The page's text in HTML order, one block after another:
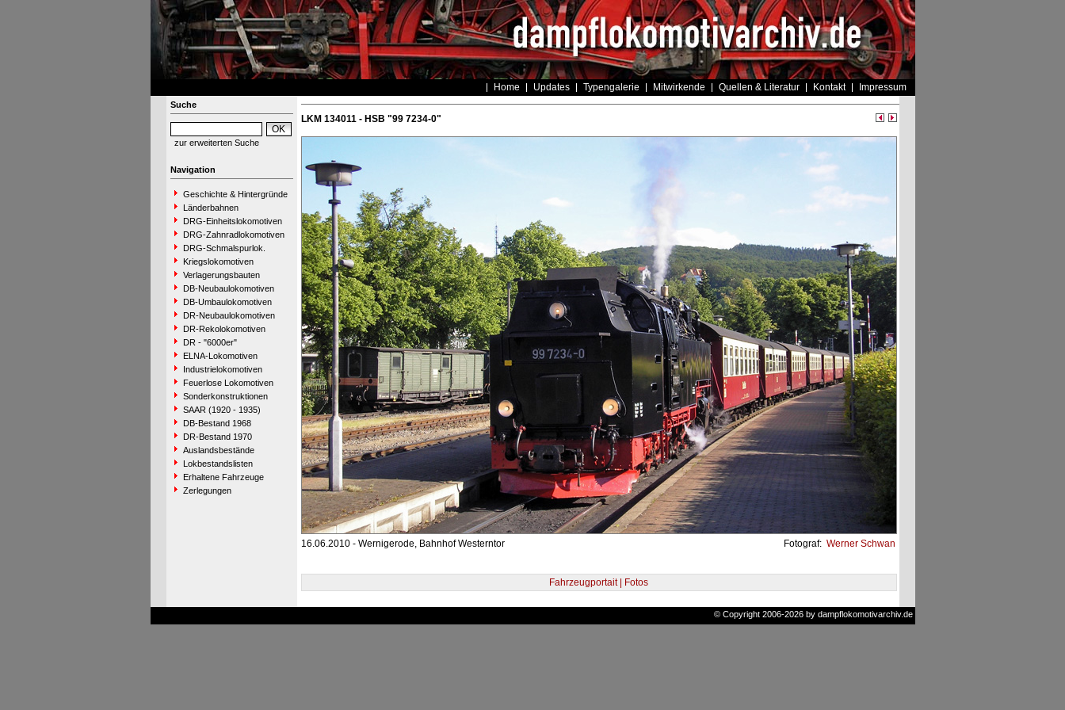
Home Updates Typengalerie Mitwirkende Quellen & Literatur Kontakt Impressum
Suche
zur erweiterten Suche
Navigation
Geschichte & Hintergründe
Länderbahnen
DRG-Einheitslokomotiven
DRG-Zahnradlokomotiven
DRG-Schmalspurlok.
Kriegslokomotiven
Verlagerungsbauten
DB-Neubaulokomotiven
DB-Umbaulokomotiven
DR-Neubaulokomotiven
DR-Rekolokomotiven
DR - "6000er"
ELNA-Lokomotiven
Industrielokomotiven
Feuerlose Lokomotiven
Sonderkonstruktionen
SAAR (1920 - 1935)
DB-Bestand 1968
DR-Bestand 1970
Auslandsbestände
Lokbestandslisten
Erhaltene Fahrzeuge
Zerlegungen
LKM 134011 - HSB "99 7234-0"
16.06.2010 - Wernigerode, Bahnhof Westerntor Fotograf: Werner Schwan
Fahrzeugportait | Fotos
© Copyright 2006-2026 by dampflokomotivarchiv.de